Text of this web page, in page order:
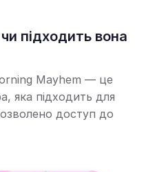
підходить вона
Mayhem — це
яка підходить для
доступ до